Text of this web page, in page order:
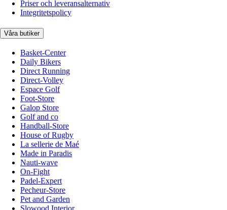
Priser och leveransalternativ
Integritetspolicy
Våra butiker
Basket-Center
Daily Bikers
Direct Running
Direct-Volley
Espace Golf
Foot-Store
Galop Store
Golf and co
Handball-Store
House of Rugby
La sellerie de Maé
Made in Paradis
Nauti-wave
On-Fight
Padel-Expert
Pecheur-Store
Pet and Garden
Slowood Interior